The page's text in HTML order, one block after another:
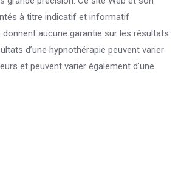
à titre indicatif et informatif
aucune garantie sur les résultats
d’une hypnothérapie peuvent varier
et peuvent varier également d’une